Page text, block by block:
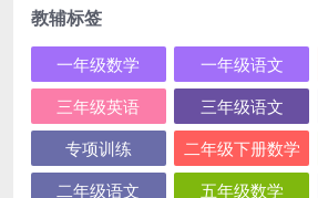
教辅标签
一年级数学 一年级语文
三年级英语
三年级语文
专项训练
二年级下册数学
二年级语文
五年级数学